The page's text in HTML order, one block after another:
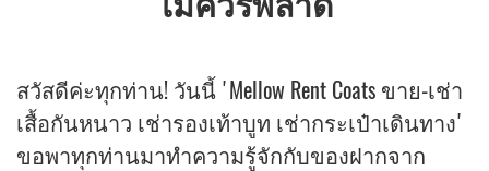
สวัสดีค่ะทุกท่าน! วันนี้ 'Mellow Rent Coats ขาย-เช่า
เสื้อกันหนาว เช่ารองเท้าบูท เช่ากระเป๋าเดินทาง'
ขอพาทุกท่านมาทำความรู้จักกับของฝากจาก